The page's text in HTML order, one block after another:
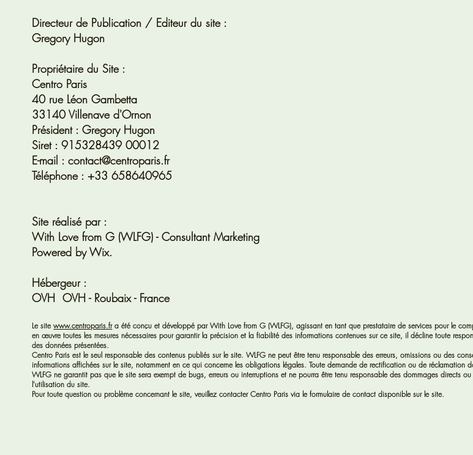
Directeur de Publication / Editeur du site :
Gregory Hugon
Propriétaire du Site :
Centro Paris
40 rue Léon Gambetta
33140 Villenave d'Ornon
Président : Gregory Hugon
Siret : 915328439 00012
E-mail :contact@centroparis.fr
Téléphone : +33 658640965
Site réalisé par :
With Love from G (WLFG) - Consultant Marketing
Powered by Wix.
Hébergeur :
OVH OVH - Roubaix - France
Le sitewww.centroparis.fra été conçu et développé par With Love from G (WLFG), agissant en tant que prestataire de services pour le
en œuvre toutes les mesures nécessaires pour garantir la précision et la fiabilité des informations contenues sur ce site, il décline toute
des données présentées.
Centro Paris est le seul responsable des contenus publiés sur le site. WLFG ne peut être tenu responsable des erreurs, omissions ou des
informations affichées sur le site, notamment en ce qui concerne les obligations légales. Toute demande de rectification ou de réclamation
WLFG ne garantit pas que le site sera exempt de bugs, erreurs ou interruptions et ne pourra être tenu responsable des dommages directs
l'utilisation du site.
Pour toute question ou problème concernant le site, veuillez contacter Centro Paris via le formulaire de contact disponible sur le site.